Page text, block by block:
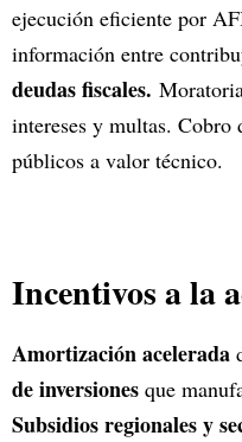
ejecución eficiente por
información entre
deudas fiscales.
intereses y multas. Cobro
públicos a valor técnico.
Incentivos a la
Amortización acelerada
de inversiones que
Subsidios regionales y